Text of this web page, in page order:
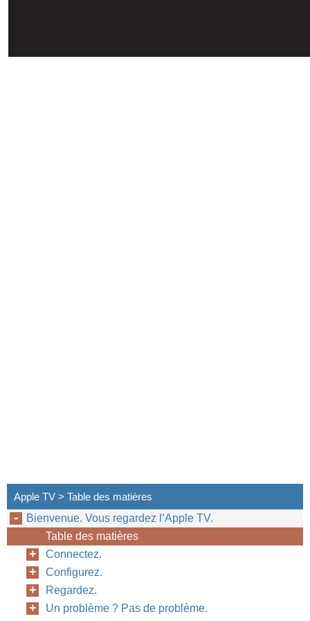
Apple TV > Table des matières
Bienvenue. Vous regardez l’Apple TV.
Table des matières
Connectez.
Configurez.
Regardez.
Un problème ? Pas de problème.